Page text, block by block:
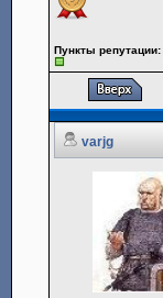
Пункты репутации:
varjg